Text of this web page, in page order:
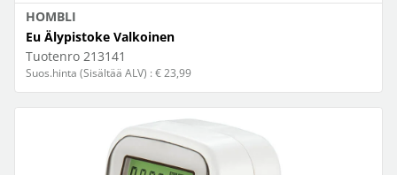
HOMBLI
Eu Älypistoke Valkoinen
Tuotenro 213141
Suos.hinta (Sisältää ALV) : € 23,99